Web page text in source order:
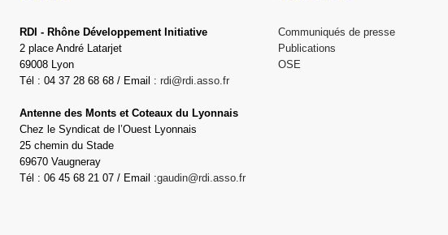
RDI - Rhône Développement Initiative
2 place André Latarjet
69008 Lyon
Tél : 04 37 28 68 68 / Email :rdi@rdi.asso.fr
Antenne des Monts et Coteaux du Lyonnais
Chez le Syndicat de l’Ouest Lyonnais
25 chemin du Stade
69670 Vaugneray
Tél : 06 45 68 21 07 / Email :gaudin@rdi.asso.fr
Communiqués de presse
Publications
OSE